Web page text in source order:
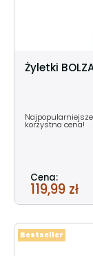
Żyletki
korzystna cena!
Cena:
119,99 zł
Bestseller